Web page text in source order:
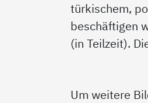
türkischem,
beschäftigen
(in Teilzeit).
Um weitere